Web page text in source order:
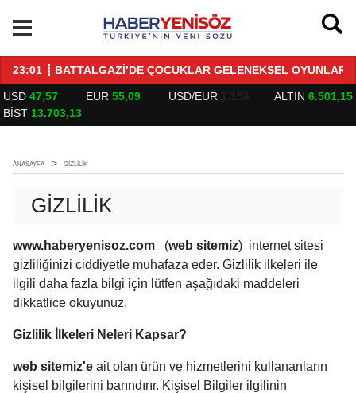
23:01 ┋ BATTALGAZİ’DE ÇOCUKLAR GELENEKSEL
USD 47,57 EUR 55,09 USD/EUR ALTIN 6.501,15
BİST 13.703,13
ANASAYFA GIZLILIK
GIZLILIK
www.haberyenisoz.com (web sitemiz) internet sitesi
gizliliğinizi ciddiyetle muhafaza eder. Gizlilik ilkeleri ile
ilgili daha fazla bilgi için lütfen aşağıdaki maddeleri
dikkatlice okuyunuz.
Gizlilik İlkeleri Neleri Kapsar?
web sitemiz'e ait olan ürün ve hizmetlerini kullananların
kişisel bilgilerini barındırır. Kişisel Bilgiler ilgilinin